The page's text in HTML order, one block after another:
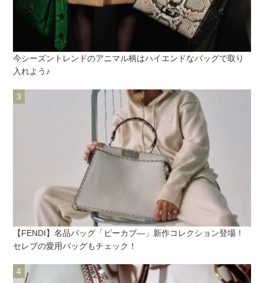
今シーズントレンドのアニマル柄はハイエンドなバッグで取り
入れよう♪
【FENDI】名品バッグ「ピーカブ―」新作コレクション登場！
セレブの愛用バッグもチェック！